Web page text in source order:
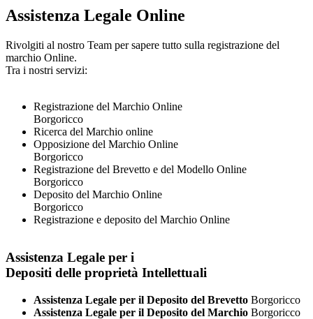
Assistenza Legale Online
Rivolgiti al nostro Team per sapere tutto sulla registrazione del
marchio Online.
Tra i nostri servizi:
Registrazione del Marchio Online
Borgoricco
Ricerca del Marchio online
Opposizione del Marchio Online
Borgoricco
Registrazione del Brevetto e del Modello Online
Borgoricco
Deposito del Marchio Online
Borgoricco
Registrazione e deposito del Marchio Online
Assistenza Legale per i
Depositi delle proprietà Intellettuali
Assistenza Legale per il Deposito del Brevetto Borgoricco
Assistenza Legale per il Deposito del Marchio Borgoricco